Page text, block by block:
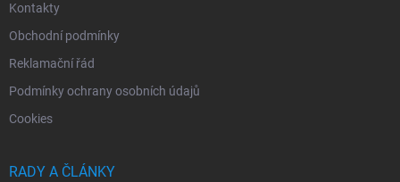
Kontakty
Obchodní podmínky
Reklamační řád
Podmínky ochrany osobních údajů
Cookies
RADY A ČLÁNKY